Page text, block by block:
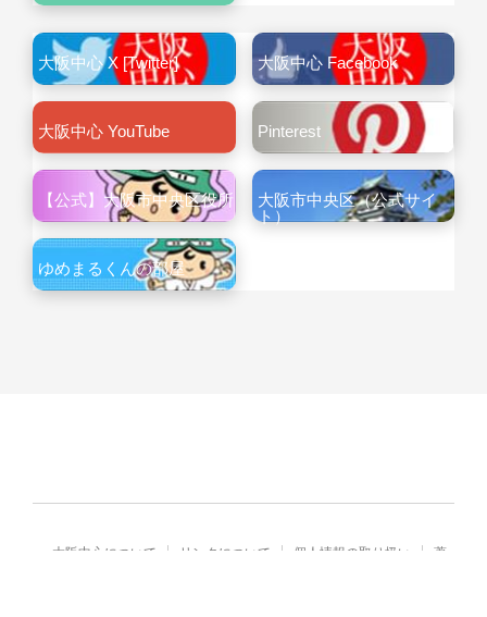
大阪中心 X [Twitter] 大阪中心 Facebook
大阪中心 YouTube Pinterest
【公式】大阪市中央区役所
大阪市中央区（公式サイ
ト）
ゆめまるくんの部屋
大阪中心について リンクについて 個人情報の取り扱い
著